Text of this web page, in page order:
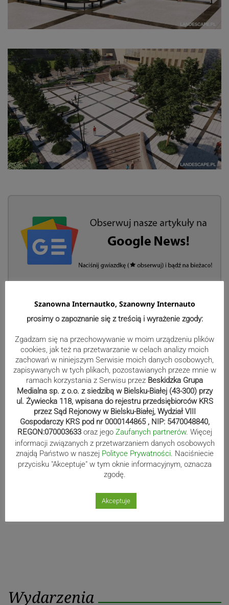
Marcin Kałuski
m.kaluski@kronika.beskidzka.pl
Reklama
Nawigacja
wpisu
Poprzedni post
Poprzedni
post
Następny post
post
Wydarzenia
Szanowna Internautko, Szanowny Internauto
prosimy o zapoznanie się z treścią i wyrażenie zgody:
Zgadzam się na przechowywanie w moim urządzeniu plików
cookies, jak też na przetwarzanie w celach analizy moich
zachowań w niniejszym Serwisie moich danych osobowych,
zapisywanych w tych plikach, pozostawianych przeze mnie w
ramach korzystania z Serwisu przez Beskidzka Grupa
Medialna sp. z o.o. z siedzibą w Bielsku-Białej (43-300) przy
ul. Żywiecka 118, wpisana do rejestru przedsiębiorców KRS
przez Sąd Rejonowy w Bielsku-Białej, Wydział VIII
Gospodarczy KRS pod nr 0000144865 , NIP: 5470048840,
REGON:070003633 oraz jego Zaufanych partnerów. Więcej
informacji związanych z przetwarzaniem danych osobowych
znajdą Państwo w naszej Polityce Prywatności. Naciśniecie
przycisku "Akceptuje" w tym oknie informacyjnym, oznacza
zgodę.
Akceptuje